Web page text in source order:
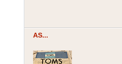
AS...